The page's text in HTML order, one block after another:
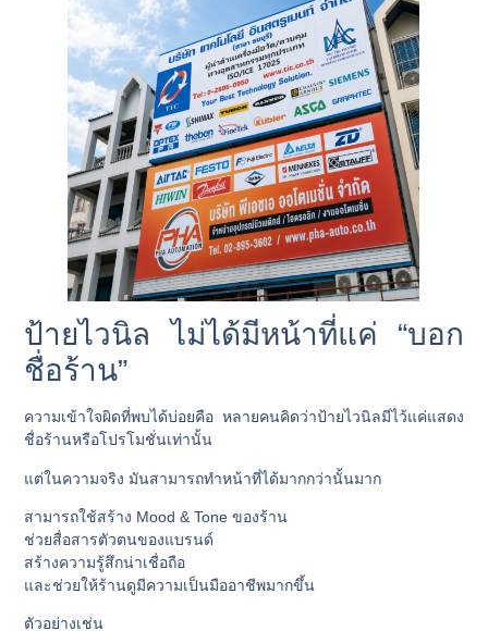
ป้ายไวนิล ไม่ได้มีหน้าที่แค่ “บอก
ชื่อร้าน”
ความเข้าใจผิดที่พบได้บ่อยคือ หลายคนคิดว่าป้ายไวนิลมีไว้แค่แสดง
ชื่อร้านหรือโปรโมชั่นเท่านั้น
แต่ในความจริง มันสามารถทำหน้าที่ได้มากกว่านั้นมาก
สามารถใช้สร้าง Mood & Tone ของร้าน
ช่วยสื่อสารตัวตนของแบรนด์
สร้างความรู้สึกน่าเชื่อถือ
และช่วยให้ร้านดูมีความเป็นมืออาชีพมากขึ้น
ตัวอย่างเช่น